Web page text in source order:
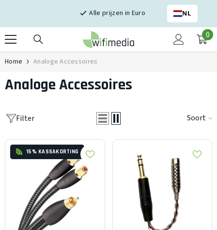
Alle prijzen in Euro NL
0
0
Home Analoge Accessoires
Analoge Accessoires
Filter Soort
15% KASSAKORTING